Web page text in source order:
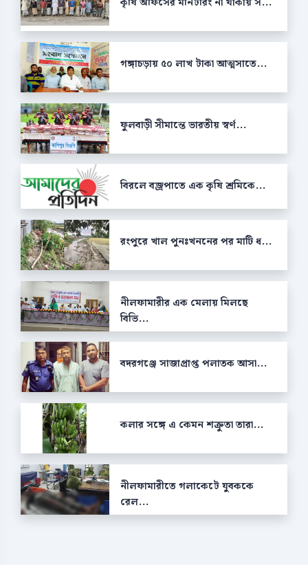
গঙ্গাচড়ায় ৫০ লাখ টাকা আত্মসাতে...
ফুলবাড়ী সীমান্তে ভারতীয় স্বর্ণ...
বিরলে বজ্রপাতে এক কৃষি শ্রমিকে...
রংপুরে খাল পুনঃখননের পর মাটি ধ...
নীলফামারীর এক মেলায় মিলছে
বিভি...
বদরগঞ্জে সাজাপ্রাপ্ত পলাতক আসা...
কলার সঙ্গে এ কেমন শক্রুতা তারা...
নীলফামারীতে গলাকেটে যুবককে
রেল...